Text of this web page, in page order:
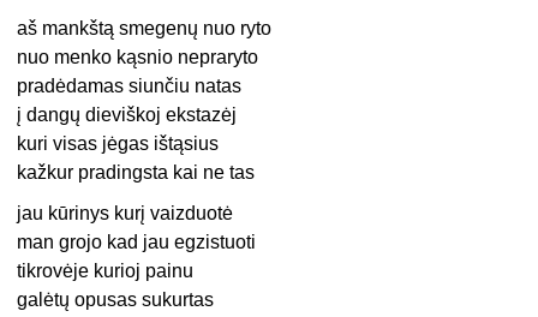
aš mankštą smegenų nuo ryto
nuo menko kąsnio nepraryto
pradėdamas siunčiu natas
į dangų dieviškoj ekstazėj
kuri visas jėgas ištąsius
kažkur pradingsta kai ne tas
jau kūrinys kurį vaizduotė
man grojo kad jau egzistuoti
tikrovėje kurioj painu
galėtų opusas sukurtas